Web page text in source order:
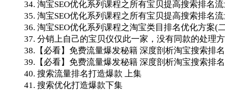
34. 淘宝SEO优化系列课程之所有宝贝提高搜索排名
35. 淘宝SEO优化系列课程之所有宝贝提高搜索排名
36. 淘宝SEO优化系列课程之淘宝类目排名优化方案(
37. 分销上自己的宝贝仪仅此一家，没有同款的处理
38.【必看】免费流量爆发秘籍 深度剖析淘宝搜索排
39.【必看】免费流量爆发秘籍 深度剖析淘宝搜索排
40. 搜索流量排名打造爆款 上集
41. 搜索优化打造爆款下集